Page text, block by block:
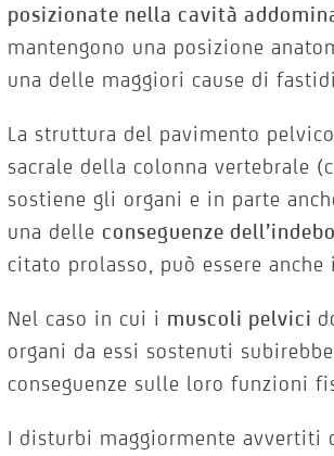
posizionate nella cavità
mantengono una posizione
una delle maggiori cause di
La struttura del pavimento
sacrale della colonna vertebrale
sostiene gli organi e in parte
una delleconseguenze
citato prolasso, può essere
Nel caso in cui i muscoli pelvici
organi da essi sostenuti
conseguenze sulle loro funzioni
I disturbi maggiormente avvertiti